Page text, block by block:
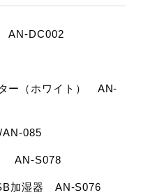
AN-DC002
ー（ホワイト） AN-
085
AN-S078
加湿器 AN-S076